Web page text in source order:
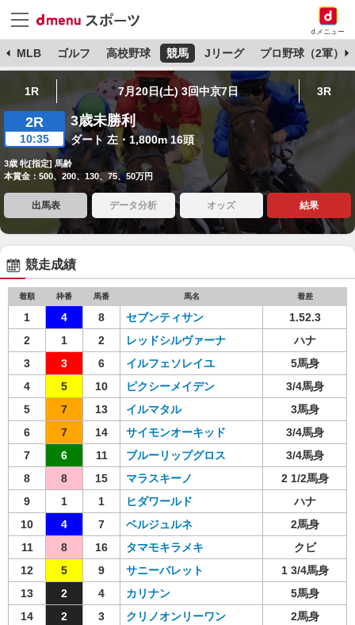
dメニュー
MLB ゴルフ 高校野球 競馬 Jリーグ プロ野球（2軍）
1R 7月20日(土) 3回中京7日 3R
2R
10:35
3歳未勝利
ダート 左・1,800m 16頭
3歳 牝[指定] 馬齢
本賞金：500、200、130、75、50万円
出馬表 データ分析 オッズ 結果
競走成績
着順 枠番 馬番 馬名 着差
1 4 8 セブンティサン
1.52.3
2
1 2 レッドシルヴァーナ
ハナ
3
3 6 イルフェソレイユ
5馬身
4
5 10 ピクシーメイデン
3/4馬身
5
7 13 イルマタル
3馬身
6
7 14 サイモンオーキッド
3/4馬身
7
6 11 ブルーリップグロス
3/4馬身
8
8 15 マラスキーノ
2 1/2馬身
9
1 1 ヒダワールド
ハナ
10
4 7 ベルジュルネ
2馬身
11
8 16 タマモキラメキ
クビ
12
5 9 サニーバレット
1 3/4馬身
13
2 4 カリナン
5馬身
14
2 3 クリノオンリーワン
2馬身